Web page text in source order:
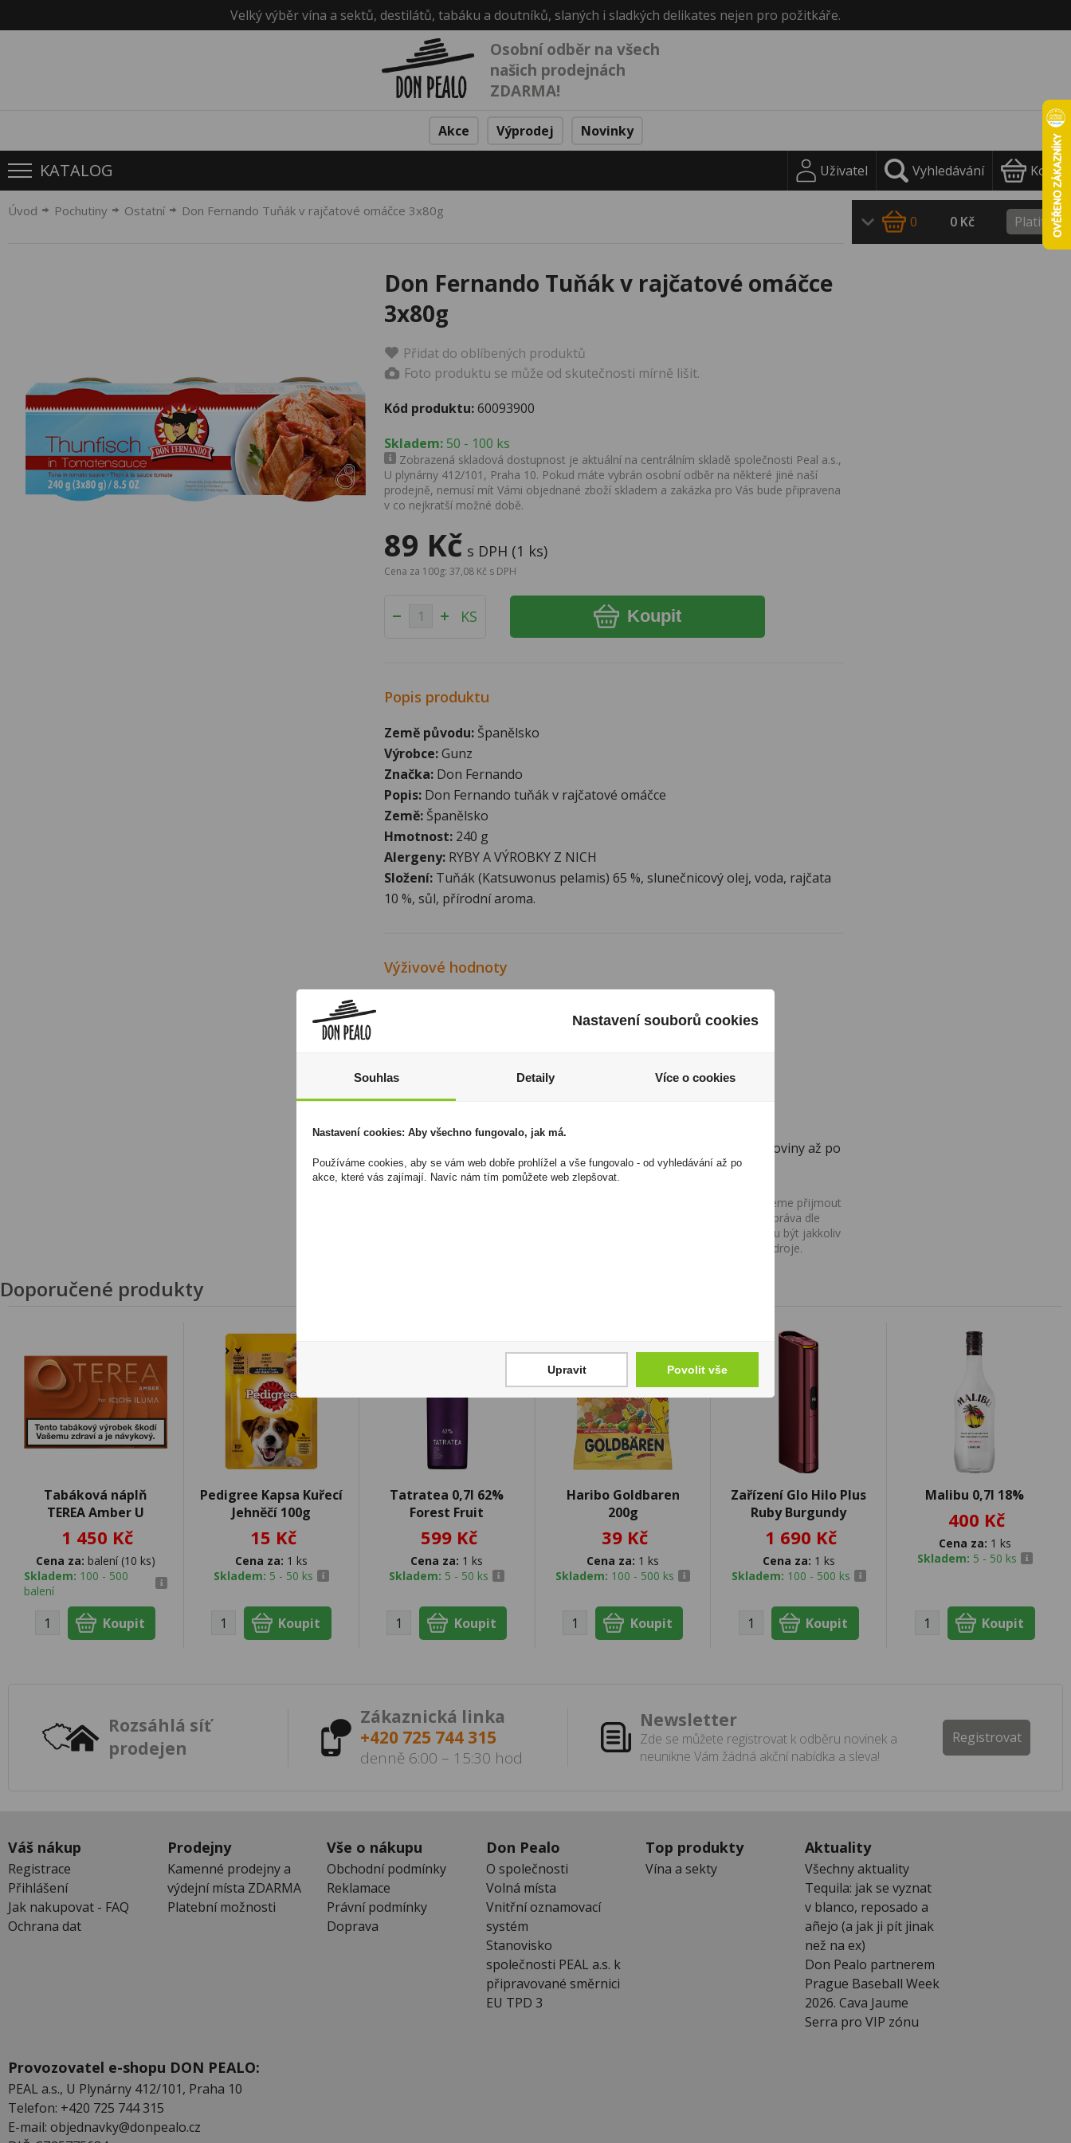
Velký výběr vína a sektů, destilátů, tabáku a doutníků, slaných i sladkých delikates nejen pro požitkáře.
Osobní odběr na všech
našich prodejnách
ZDARMA!
Akce Výprodej Novinky
KATALOG Uživatel Vyhledávání Košík
Úvod Pochutiny Ostatní Don Fernando Tuňák v rajčatové omáčce 3x80g
Don Fernando Tuňák v rajčatové omáčce
3x80g
Přidat do oblíbených produktů
Foto produktu se může od skutečnosti mírně lišit.
Kód produktu:60093900
Skladem:50 - 100 ks
Zobrazená skladová dostupnost je aktuální na centrálním skladě společnosti Peal a.s.,
U plynárny 412/101, Praha 10. Pokud máte vybrán osobní odběr na některé jiné naší
prodejně, nemusí mít Vámi objednané zboží skladem a zakázka pro Vás bude připravena
v co nejkratší možné době.
89 Kč s DPH (1 ks)
Cena za 100g: 37,08 Kč s DPH
KS Koupit
Popis produktu
Země původu: Španělsko
Výrobce:Gunz
Značka: Don Fernando
Popis: Don Fernando tuňák v rajčatové omáčce
Země: Španělsko
Hmotnost: 240 g
Alergeny: RYBY A VÝROBKY Z NICH
Složení: Tuňák (Katsuwonus pelamis) 65 %, slunečnicový olej, voda, rajčata
10 %, sůl, přírodní aroma.
Výživové hodnoty
z toho cukry:
Bílkoviny:19,0 g
Sůl: 1,0 g
Lahodný vrchol mnoha jídel: od salátu přes těstoviny až po
tuňákové pokrmy.
I přesto, že jsou informace o výrobcích pravidelně aktualizovány, nemůžeme přijmout
odpovědnost za jakékoliv nesprávné informace. To však nemá vliv na Vaše práva dle
zákona. Tyto informace jsou podávány pouze pro osobní použití a nemohou být jakkoliv
kopírovány bez předchozího souhlasu DonPealo ani bez řádného uvedení zdroje.
0 0 Kč Platit
Doporučené produkty
Tabáková náplň
TEREA Amber U
1 450 Kč
Cena za: balení (10 ks)
Skladem: 100 - 500
balení
Pedigree Kapsa Kuřecí
Jehněčí 100g
15 Kč
Cena za: 1 ks
Skladem: 5 - 50 ks
Tatratea 0,7l 62%
Forest Fruit
599 Kč
Cena za: 1 ks
Skladem: 5 - 50 ks
Haribo Goldbaren
200g
39 Kč
Cena za: 1 ks
Skladem: 100 - 500 ks
Zařízení Glo Hilo Plus
Ruby Burgundy
1 690 Kč
Cena za: 1 ks
Skladem: 100 - 500 ks
Malibu 0,7l 18%
400 Kč
Cena za: 1 ks
Skladem: 5 - 50 ks
Rozsáhlá síť
prodejen
Zákaznická linka
+420 725 744 315
denně 6:00 – 15:30 hod
Newsletter
Zde se můžete registrovat k odběru novinek a
neunikne Vám žádná akční nabídka a sleva!
Registrovat
Váš nákup
Registrace
Přihlášení
Jak nakupovat - FAQ
Ochrana dat
Prodejny
Kamenné prodejny a
výdejní místa ZDARMA
Platební možnosti
Vše o nákupu
Obchodní podmínky
Reklamace
Právní podmínky
Doprava
Don Pealo
O společnosti
Volná místa
Vnitřní oznamovací
systém
Stanovisko
společnosti PEAL a.s. k
připravované směrnici
EU TPD 3
Top produkty
Vína a sekty
Aktuality
Všechny aktuality
Tequila: jak se vyznat
v blanco, reposado a
añejo (a jak ji pít jinak
než na ex)
Don Pealo partnerem
Prague Baseball Week
2026. Cava Jaume
Serra pro VIP zónu
Provozovatel e-shopu DON PEALO:
PEAL a.s., U Plynárny 412/101, Praha 10
Telefon: +420 725 744 315
E-mail: objednavky@donpealo.cz
Nastavení souborů cookies
Souhlas Detaily Více o cookies
Nastavení cookies: Aby všechno fungovalo, jak má.
Používáme cookies, aby se vám web dobře prohlížel a vše fungovalo - od vyhledávání až po
akce, které vás zajímají. Navíc nám tím pomůžete web zlepšovat.
Upravit Povolit vše